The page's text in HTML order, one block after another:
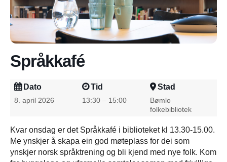
Språkkafé
Dato
8. april 2026
Tid
13:30 – 15:00
Stad
Bømlo
folkebibliotek
Kvar onsdag er det Språkkafé i biblioteket kl 13.30-15.00.
Me ynskjer å skapa ein god møteplass for dei som
ynskjer norsk språktrening og bli kjend med nye folk. Kom